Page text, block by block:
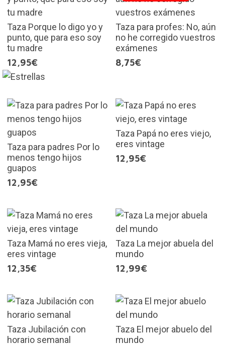
Taza Porque lo digo yo y
punto, que para eso soy
tu madre
12,95€
Taza para profes: No, aún
no he corregido vuestros
exámenes
8,75€
Taza para padres Por lo
menos tengo hijos
guapos
12,95€
Taza Papá no eres viejo,
eres vintage
12,95€
Taza Mamá no eres vieja,
eres vintage
12,35€
Taza La mejor abuela del
mundo
12,99€
Taza Jubilación con
horario semanal
Taza El mejor abuelo del
mundo